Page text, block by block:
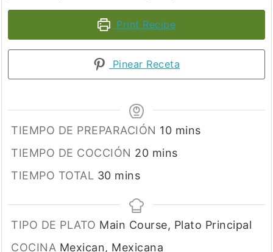
Print Recipe
Pinear Receta
TIEMPO DE PREPARACIÓN 10minutes
mins
TIEMPO DE COCCIÓN 20minutes
mins
TIEMPO TOTAL 30minutes
mins
TIPO DE PLATO Main Course, Plato Principal
COCINA Mexican, Mexicana